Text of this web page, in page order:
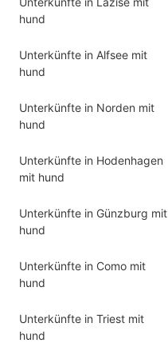
hund
Unterkünfte in Alfsee mit
hund
Unterkünfte in Norden mit
hund
Unterkünfte in Hodenhagen
mit hund
Unterkünfte in Günzburg mit
hund
Unterkünfte in Como mit
hund
Unterkünfte in Triest mit
hund